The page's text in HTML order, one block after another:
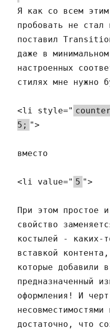
Я как со всем
пробовать не
поставил
даже в
настроенных
стилях мне нужно
<li style="
5; ">
вместо
<li value=" 5 ">
При этом простое
свойство
костылей - каких-
вставкой
которые добавили в
предназначенный
оформления! И
достаточно, что